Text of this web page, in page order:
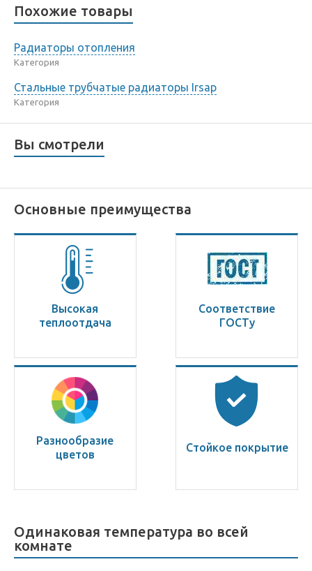
Похожие товары
Радиаторы отопления
Категория
Стальные трубчатые радиаторы Irsap
Категория
Вы смотрели
Основные преимущества
Высокая
теплоотдача
Соответствие
ГОСТу
Разнообразие
цветов
Стойкое покрытие
Одинаковая температура во всей
комнате